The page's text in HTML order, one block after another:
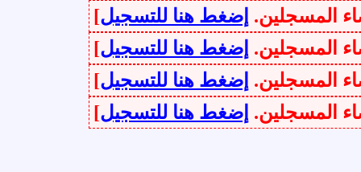
إضغط هنا للتسجيل]
إضغط هنا للتسجيل]
إضغط هنا للتسجيل]
إضغط هنا للتسجيل]